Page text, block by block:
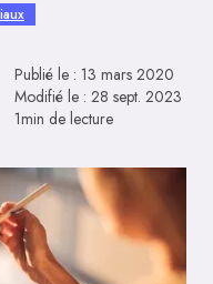
Publié le : 13 mars 2020
Modifié le : 28 sept. 2023
1min de lecture